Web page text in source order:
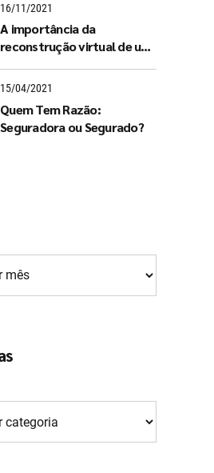
16/11/2021
A importância da
reconstrução virtual de um
15/04/2021
Quem Tem Razão:
Seguradora ou Segurado?